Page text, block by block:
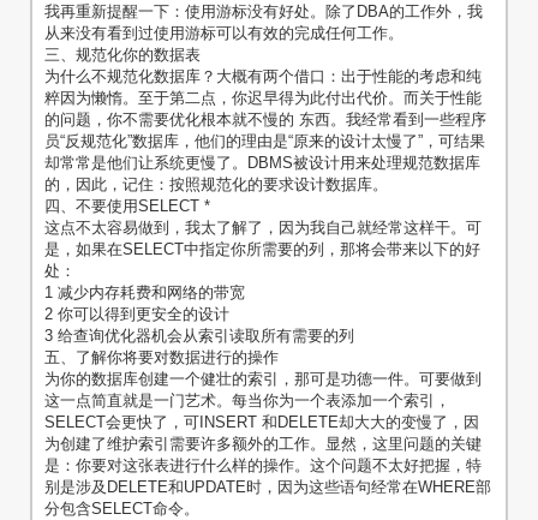
我再重新提醒一下：使用游标没有好处。除了DBA的工作外，我
从来没有看到过使用游标可以有效的完成任何工作。
三、规范化你的数据表
为什么不规范化数据库？大概有两个借口：出于性能的考虑和纯
粹因为懒惰。至于第二点，你迟早得为此付出代价。而关于性能
的问题，你不需要优化根本就不慢的 东西。我经常看到一些程序
员“反规范化”数据库，他们的理由是“原来的设计太慢了”，可结果
却常常是他们让系统更慢了。DBMS被设计用来处理规范数据库
的，因此，记住：按照规范化的要求设计数据库。
四、不要使用SELECT *
这点不太容易做到，我太了解了，因为我自己就经常这样干。可
是，如果在SELECT中指定你所需要的列，那将会带来以下的好
处：
1 减少内存耗费和网络的带宽
2 你可以得到更安全的设计
3 给查询优化器机会从索引读取所有需要的列
五、了解你将要对数据进行的操作
为你的数据库创建一个健壮的索引，那可是功德一件。可要做到
这一点简直就是一门艺术。每当你为一个表添加一个索引，
SELECT会更快了，可INSERT 和DELETE却大大的变慢了，因
为创建了维护索引需要许多额外的工作。显然，这里问题的关键
是：你要对这张表进行什么样的操作。这个问题不太好把握，特
别是涉及DELETE和UPDATE时，因为这些语句经常在WHERE部
分包含SELECT命令。